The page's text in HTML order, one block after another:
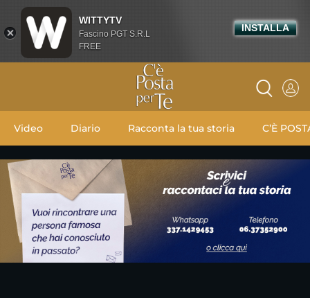
Video Diario Racconta la tua storia C’È
WITTYTV
Fascino PGT S.R.L
FREE
INSTALLA